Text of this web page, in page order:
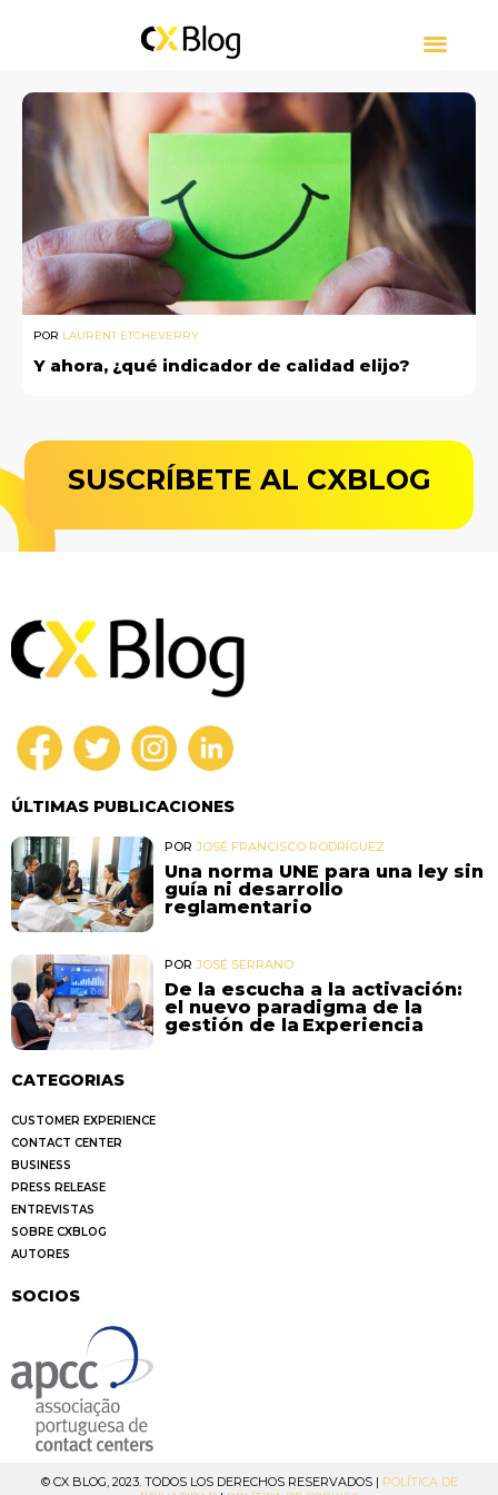
POR LAURENT ETCHEVERRY
Y ahora, ¿qué indicador de calidad elijo?
SUSCRÍBETE AL CXBLOG
ÚLTIMAS PUBLICACIONES
POR JOSÉ FRANCISCO RODRÍGUEZ
Una norma UNE para una ley sin
guía ni desarrollo
reglamentario
POR JOSÉ SERRANO
De la escucha a la activación:
el nuevo paradigma de la
gestión de la Experiencia
CATEGORIAS
CUSTOMER EXPERIENCE
CONTACT CENTER
BUSINESS
PRESS RELEASE
ENTREVISTAS
SOBRE CXBLOG
AUTORES
SOCIOS
© CX BLOG, 2023. TODOS LOS DERECHOS RESERVADOS | POLÍTICA DE